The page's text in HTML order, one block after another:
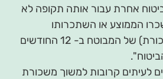
אחרת עבור אותה תקופה לא
ביחד על 75% משכרו הממוצע או השתכרותו
הממוצעת (להלן: המשכורת) של המבוטח ב- 12 החודשים
לעיתים קרובות למשוך משכורת